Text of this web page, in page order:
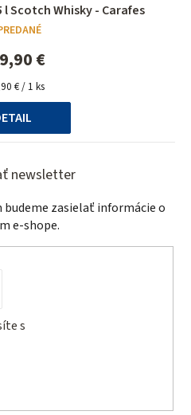
l Scotch Whisky - Carafes
hodnotenie
produktu
je
5,0
z
5
hviezdičiek.
€
€ / 1 ks
newsletter
budeme zasielať informácie o
e-shope.
s